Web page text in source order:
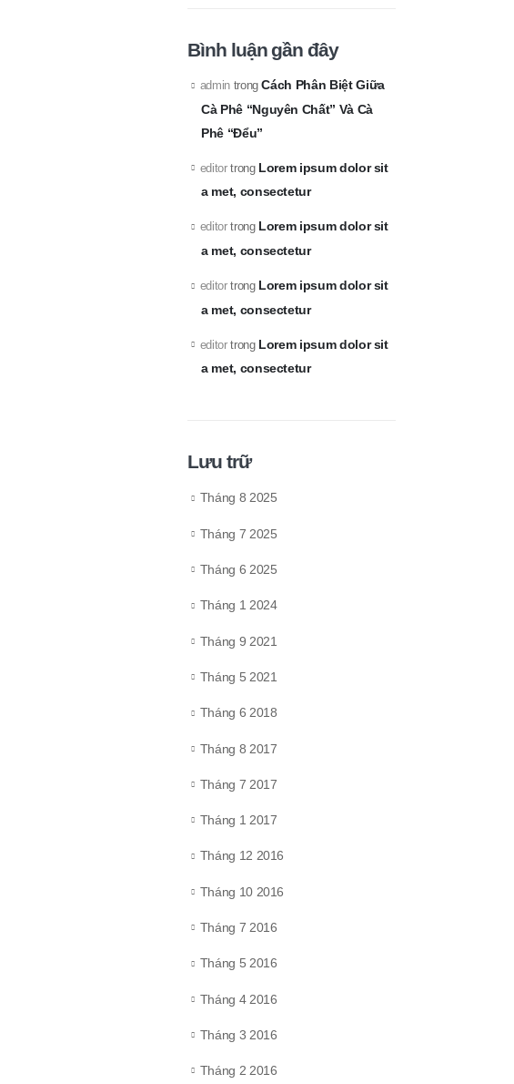
Bình luận gần đây
admintrongCách Phân Biệt Giữa
Cà Phê “Nguyên Chất” Và Cà
Phê “Đểu”
editortrong Lorem ipsum dolor sit
a met, consectetur
editortrong Lorem ipsum dolor sit
a met, consectetur
editortrong Lorem ipsum dolor sit
a met, consectetur
editortrong Lorem ipsum dolor sit
a met, consectetur
Lưu trữ
Tháng 8 2025
Tháng 7 2025
Tháng 6 2025
Tháng 1 2024
Tháng 9 2021
Tháng 5 2021
Tháng 6 2018
Tháng 8 2017
Tháng 7 2017
Tháng 1 2017
Tháng 12 2016
Tháng 10 2016
Tháng 7 2016
Tháng 5 2016
Tháng 4 2016
Tháng 3 2016
Tháng 2 2016